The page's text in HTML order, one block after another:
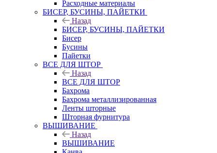
Расходные материалы
БИСЕР, БУСИНЫ, ПАЙЕТКИ
Назад
БИСЕР, БУСИНЫ, ПАЙЕТКИ
Бисер
Бусины
Пайетки
ВСЕ ДЛЯ ШТОР
Назад
ВСЕ ДЛЯ ШТОР
Бахрома
Бахрома металлизированная
Ленты шторные
Шторная фурнитура
ВЫШИВАНИЕ
Назад
ВЫШИВАНИЕ